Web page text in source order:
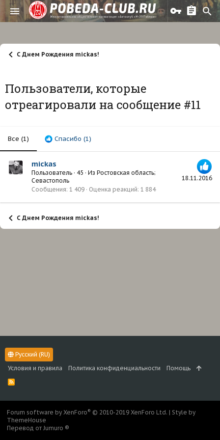
С Днем Рождения mickas!
Пользователи, которые
отреагировали на сообщение #11
Все (1) Спасибо (1)
18.11.2016
mickas
Пользователь · 45 · Из Ростовская область;
Севастополь
Сообщения 1 409 Оценка реакций 1 884
С Днем Рождения mickas!
Русский (RU)
Условия и правила
Политика конфиденциальности Помощь
R
S
Forum software by XenForo® © 2010-2019 XenForo Ltd. | Style by
ThemeHouse
Перевод от Jumuro ®